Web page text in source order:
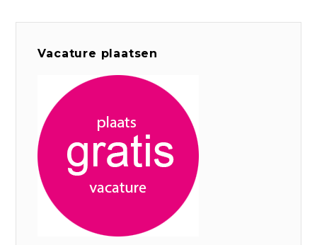
Vacature plaatsen